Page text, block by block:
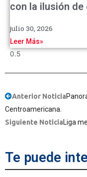
con la ilusión
julio 30, 2026
Leer Más»
Anterior Noticia
Centroamericana.
Siguiente NoticiaLiga
Te puede